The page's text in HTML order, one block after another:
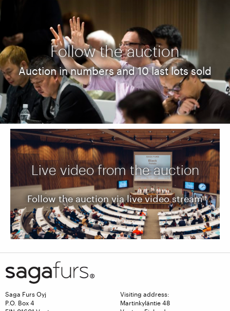
Follow the auction
Auction in numbers and 10 last lots sold
Live video from the auction
Follow the auction via live video stream
Saga Furs Oyj
P.O. Box 4
Visiting address:
Martinkyläntie 48